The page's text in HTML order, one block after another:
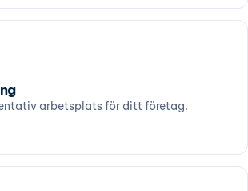
arbetsplats för ditt företag.